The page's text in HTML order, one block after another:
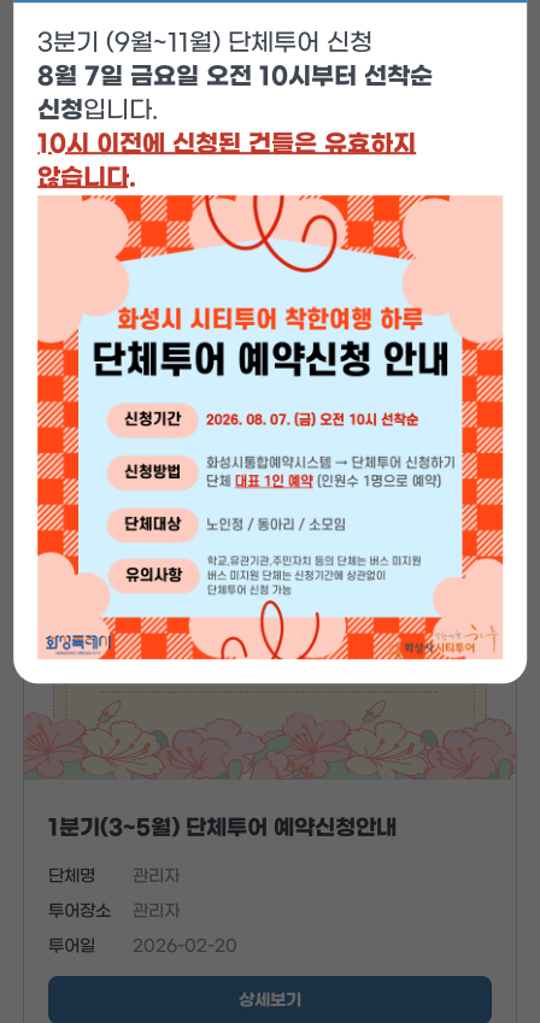
[2026년 화성시 시티투어] 착한여행 하루
단체투어 예약안내
관리자
투어일
2026-02-20
상세보기
1분기(3~5월) 단체투어 예약신청안내
단체명
관리자
투어장소
관리자
투어일
2026-02-20
상세보기
3분기 (9월~11월) 단체투어 신청
8월 7일 금요일 오전 10시부터 선착순
신청입니다.
10시 이전에 신청된 건들은 유효하지
않습니다.